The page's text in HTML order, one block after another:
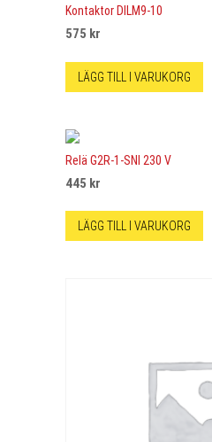
Kontaktor DILM9-10
575 kr
LÄGG TILL I VARUKORG
Relä G2R-1-SNI 230 V
445 kr
LÄGG TILL I VARUKORG